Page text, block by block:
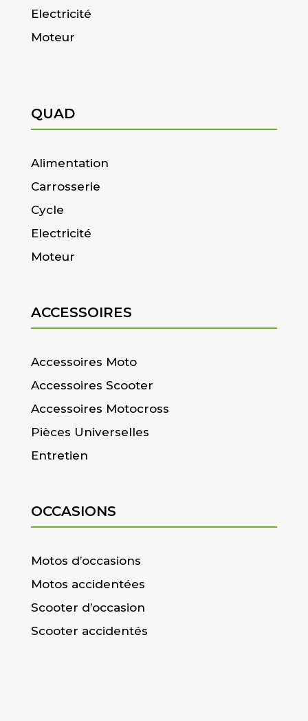
Electricité
Moteur
QUAD
Alimentation
Carrosserie
Cycle
Electricité
Moteur
ACCESSOIRES
Accessoires Moto
Accessoires Scooter
Accessoires Motocross
Pièces Universelles
Entretien
OCCASIONS
Motos d’occasions
Motos accidentées
Scooter d’occasion
Scooter accidentés